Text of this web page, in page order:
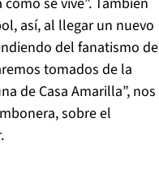
así, al llegar un nuevo
del fanatismo de
tomados de la
de Casa Amarilla”, nos
,sobre el